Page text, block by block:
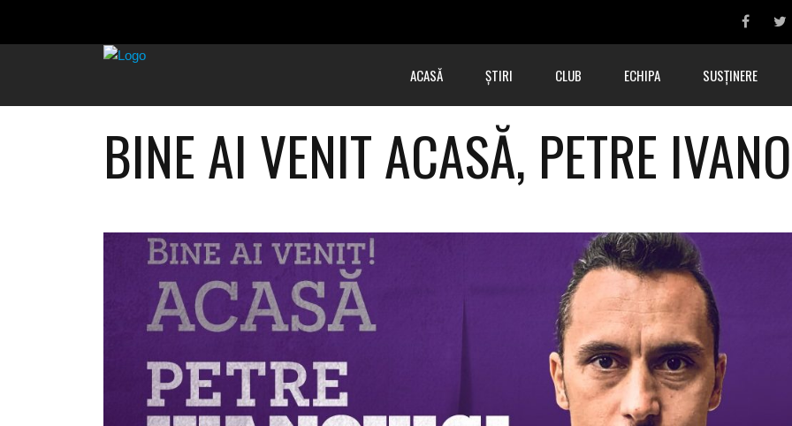
ACASĂ ȘTIRI CLUB ECHIPA SUSȚINERE
BINE AI VENIT ACASĂ, PETRE